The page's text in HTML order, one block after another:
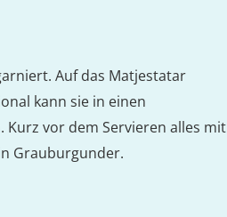
Auf das Matjestatar
kann sie in einen
vor dem Servieren alles mit
Grauburgunder.